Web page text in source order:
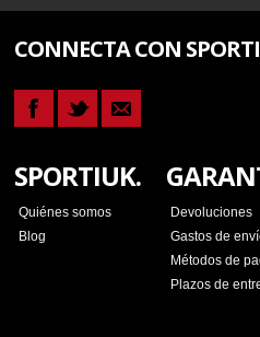
CONNECTA CON
SPORTIUK.
Quiénes somos
Blog
Devoluciones
Gastos de
Métodos de
Plazos de